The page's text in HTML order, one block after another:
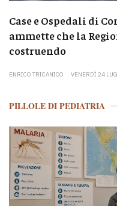
Case e Ospedali di
ammette che la
costruendo
ENRICO TRICANICO VENERDÌ 24
PILLOLE DI PEDIATRIA